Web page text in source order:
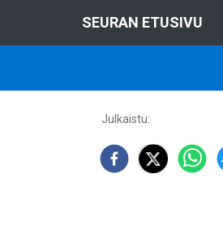
SEURAN ETUSIVU
Julkaistu: